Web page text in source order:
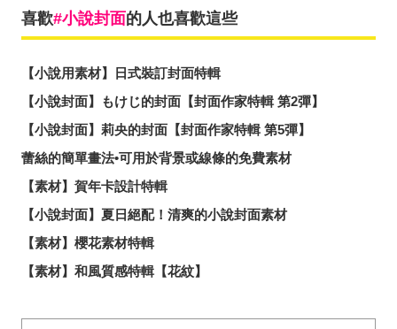
喜歡 小說封面的人也喜歡這些
【小說用素材】日式裝訂封面特輯
【小說封面】もけじ的封面【封面作家特輯 第2彈】
【小說封面】莉央的封面【封面作家特輯 第5彈】
蕾絲的簡單畫法•可用於背景或線條的免費素材
【素材】賀年卡設計特輯
【小說封面】夏日絕配！清爽的小說封面素材
【素材】櫻花素材特輯
【素材】和風質感特輯【花紋】